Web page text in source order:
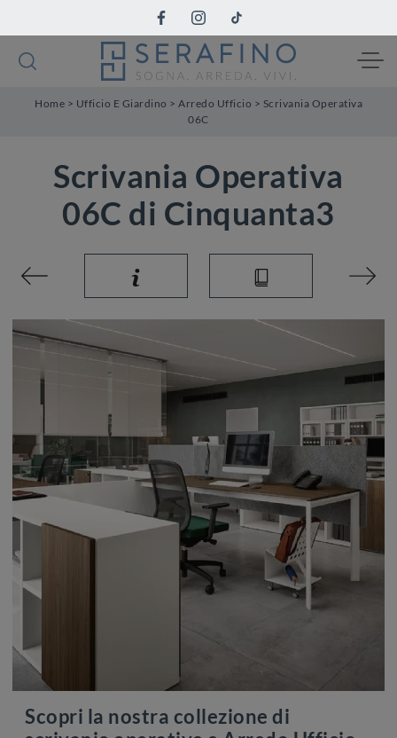
Home > Ufficio E Giardino > Arredo Ufficio > Scrivania Operativa
06C
Scrivania Operativa
06C di Cinquanta3
Scopri la nostra collezione di